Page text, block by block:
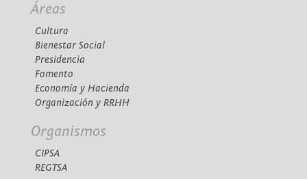
Áreas
Cultura
Bienestar Social
Presidencia
Fomento
Economía y Hacienda
Organización y RRHH
Organismos
CIPSA
REGTSA